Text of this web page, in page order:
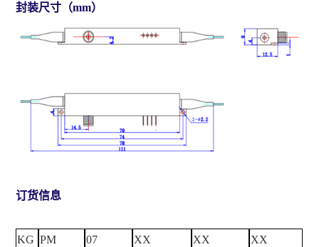
封装尺寸 （mm）
订货信息
KG PM 07 XX XX
XX